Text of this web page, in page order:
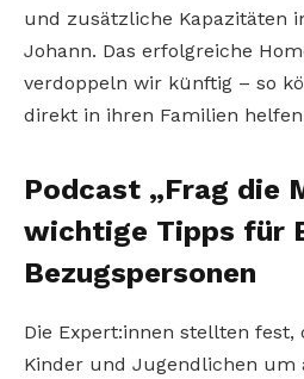
und zusätzliche Kapazitäten
Johann. Das erfolgreiche
verdoppeln wir künftig – so
direkt in ihren Familien
Podcast „Frag die
wichtige Tipps für
Bezugspersonen
Die Expert:innen stellten fest,
Kinder und Jugendlichen um